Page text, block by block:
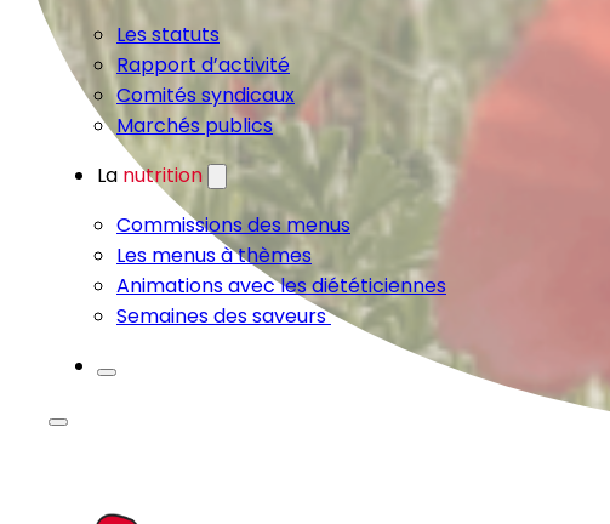
Les statuts
Rapport d’activité
Comités syndicaux
Marchés publics
La nutrition
Commissions des menus
Les menus à thèmes
Animations avec les diététiciennes
Semaines des saveurs